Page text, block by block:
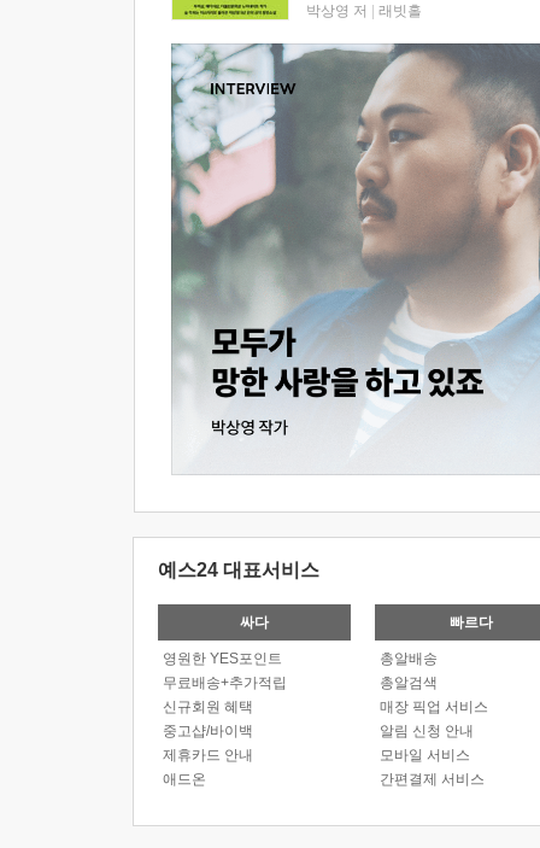
박상영 저 래빗홀
예스24 대표서비스
싸다
영원한 YES포인트
무료배송+추가적립
신규회원 혜택
중고샵/바이백
제휴카드 안내
애드온
빠르다
총알배송
총알검색
매장 픽업 서비스
알림 신청 안내
모바일 서비스
간편결제 서비스